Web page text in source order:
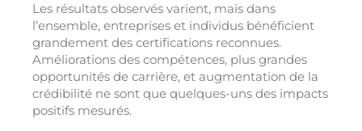
Les résultats observés varient, mais dans
l’ensemble, entreprises et individus bénéficient
grandement des certifications reconnues.
Améliorations des compétences, plus grandes
opportunités de carrière, et augmentation de la
crédibilité ne sont que quelques-uns des impacts
positifs mesurés.